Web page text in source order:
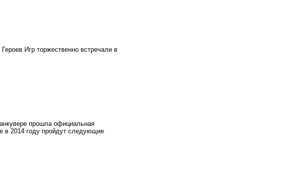
Игр торжественно встречали в
прошла официальная
в 2014 году пройдут следующие